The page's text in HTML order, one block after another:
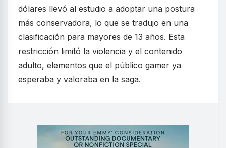
dólares llevó al estudio a adoptar una postura
más conservadora, lo que se tradujo en una
clasificación para mayores de 13 años. Esta
restricción limitó la violencia y el contenido
adulto, elementos que el público gamer ya
esperaba y valoraba en la saga.